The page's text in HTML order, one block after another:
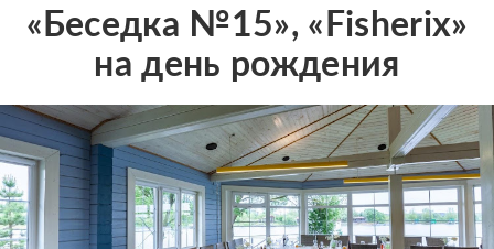
«Беседка №15», «Fisherix»
на день рождения